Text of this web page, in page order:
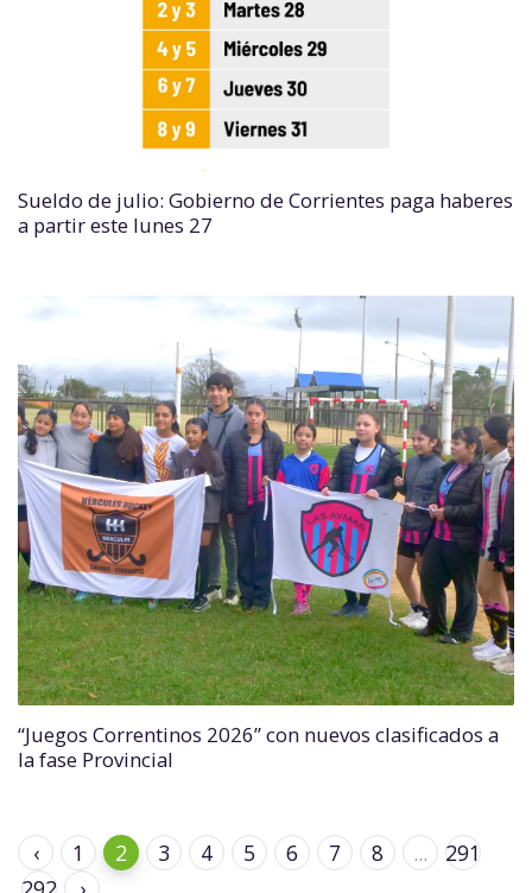
Sueldo de julio: Gobierno de Corrientes paga haberes
a partir este lunes 27
“Juegos Correntinos 2026” con nuevos clasificados a
la fase Provincial
‹ 1 2 3 4 5 6 7 8 ...
291